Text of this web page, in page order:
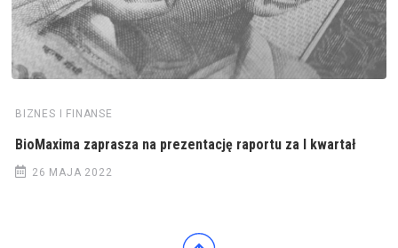
BIZNES I FINANSE
BioMaxima zaprasza na prezentację raportu za I kwartał
26 MAJA 2022